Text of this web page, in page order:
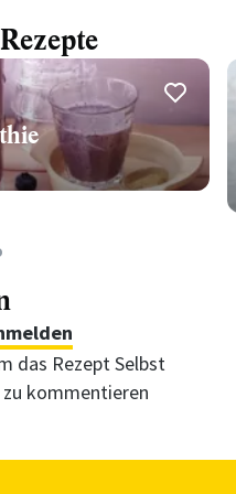
das Rezept Selbst
kommentieren